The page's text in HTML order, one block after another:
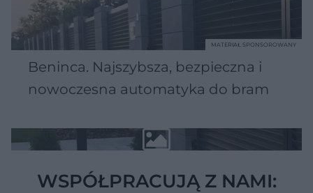
Beninca. Najszybsza, bezpieczna i
nowoczesna automatyka do bram
MATERIAŁ SPONSOROWANY
WSPÓŁPRACUJĄ Z NAMI: